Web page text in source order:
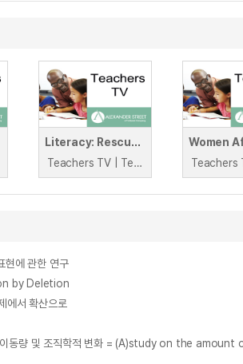
Literacy: Rescued by Rover
Teachers TV | Teachers TV
현에 관한 연구
by Deletion
에서 확산으로